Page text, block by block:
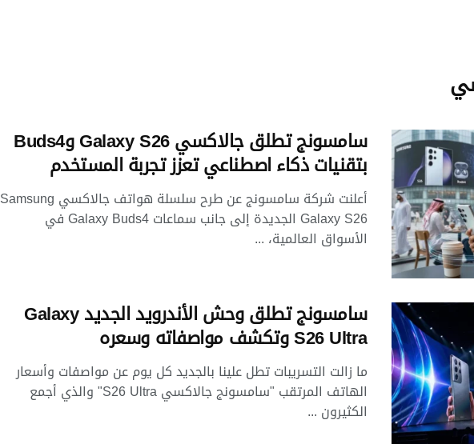
سامسونج تطلق جالاكسي Galaxy S26 وBuds4
بتقنيات ذكاء اصطناعي تعزز تجربة المستخدم
أعلنت شركة سامسونج عن طرح سلسلة هواتف جالاكسي Samsung
Galaxy S26 الجديدة إلى جانب سماعات Galaxy Buds4 في
الأسواق العالمية، ...
سامسونج تطلق وحش الأندرويد الجديد Galaxy
S26 Ultra وتكشف مواصفاته وسعره
ما زالت التسريبات تطل علينا بالجديد كل يوم عن مواصفات وأسعار
الهاتف المرتقب "سامسونج جالاكسي S26 Ultra" والذي أجمع
الكثيرون ...